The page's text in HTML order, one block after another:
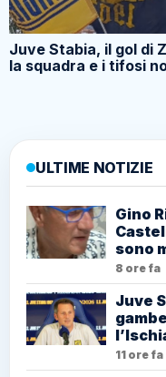
Juve Stabia, il gol di
la squadra e i tifosi
ULTIME NOTIZIE
Gino
sono
8 ore fa
Juve
11 ore fa